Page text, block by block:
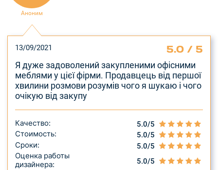
Аноним
13/09/2021 5.0 / 5
Я дуже задоволений закупленими офісними
меблями у цієї фірми. Продавцець від першої
хвилини розмови розумів чого я шукаю і чого
очікую від закупу
Качество: 5.0/5
Стоимость: 5.0/5
Сроки: 5.0/5
Оценка работы
дизайнера:
5.0/5